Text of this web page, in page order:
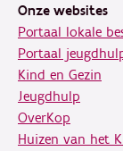
Onze websites
Portaal lokale
Portaal
Kind en Gezin
Jeugdhulp
OverKop
Huizen van het